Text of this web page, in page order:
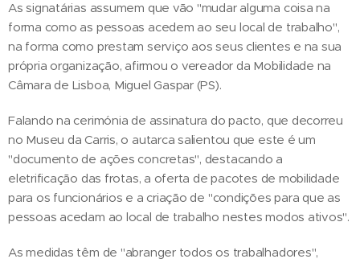
As signatárias assumem que vão "mudar alguma coisa na
forma como as pessoas acedem ao seu local de trabalho",
na forma como prestam serviço aos seus clientes e na sua
própria organização, afirmou o vereador da Mobilidade na
Câmara de Lisboa, Miguel Gaspar (PS).
Falando na cerimónia de assinatura do pacto, que decorreu
no Museu da Carris, o autarca salientou que este é um
"documento de ações concretas", destacando a
eletrificação das frotas, a oferta de pacotes de mobilidade
para os funcionários e a criação de "condições para que as
pessoas acedam ao local de trabalho nestes modos ativos".
As medidas têm de "abranger todos os trabalhadores",